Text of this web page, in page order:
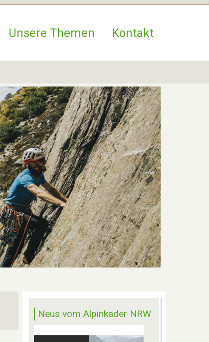
Unsere Themen Kontakt
Neus vom Alpinkader NRW